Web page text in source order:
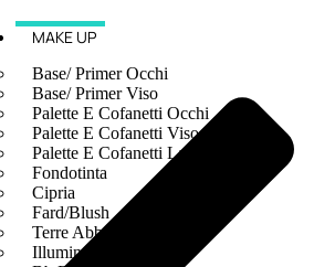
MAKE UP
Base/ Primer Occhi
Base/ Primer Viso
Palette E Cofanetti Occhi
Palette E Cofanetti Viso
Palette E Cofanetti Labbra
Fondotinta
Cipria
Fard/Blush
Terre Abbronzanti
Illuminante Viso